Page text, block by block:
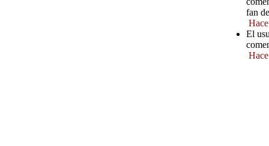
fan
El